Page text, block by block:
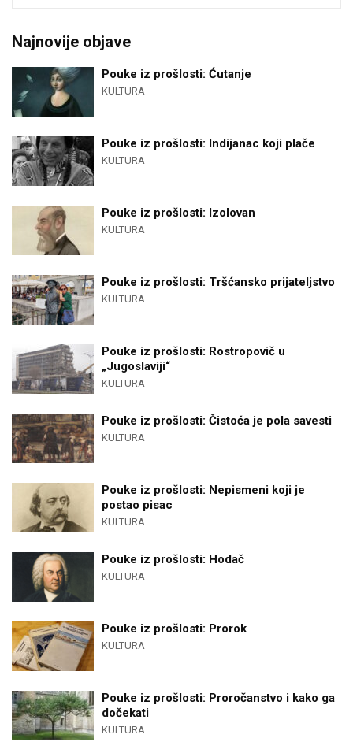
Najnovije objave
Pouke iz prošlosti: Ćutanje
KULTURA
Pouke iz prošlosti: Indijanac koji plače
KULTURA
Pouke iz prošlosti: Izolovan
KULTURA
Pouke iz prošlosti: Tršćansko prijateljstvo
KULTURA
Pouke iz prošlosti: Rostropovič u
„Jugoslaviji“
KULTURA
Pouke iz prošlosti: Čistoća je pola savesti
KULTURA
Pouke iz prošlosti: Nepismeni koji je
postao pisac
KULTURA
Pouke iz prošlosti: Hodač
KULTURA
Pouke iz prošlosti: Prorok
KULTURA
Pouke iz prošlosti: Proročanstvo i kako ga
dočekati
KULTURA